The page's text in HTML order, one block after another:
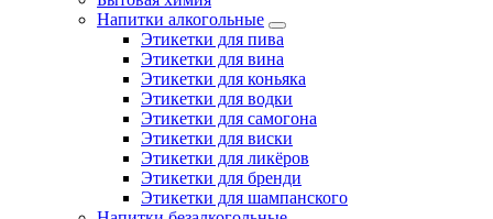
Напитки алкогольные
Этикетки для пива
Этикетки для вина
Этикетки для коньяка
Этикетки для водки
Этикетки для самогона
Этикетки для виски
Этикетки для ликёров
Этикетки для бренди
Этикетки для шампанского